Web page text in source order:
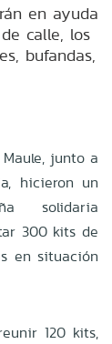
en ayuda
calle, los
bufandas,
junto a
hicieron un
solidaria
300 kits de
en situación
120 kits,